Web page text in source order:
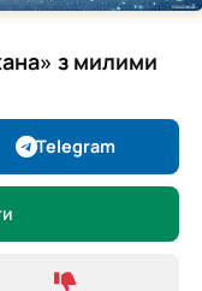
з милими
Telegram